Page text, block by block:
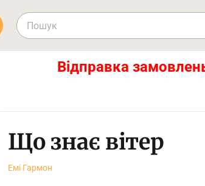
Відправка
Що знає вітер
Емі Гармон